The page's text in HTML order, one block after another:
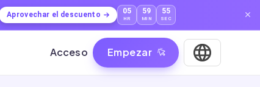
Aprovechar el descuento 05
HR
59
MIN
54
SEC
Acceso Empezar